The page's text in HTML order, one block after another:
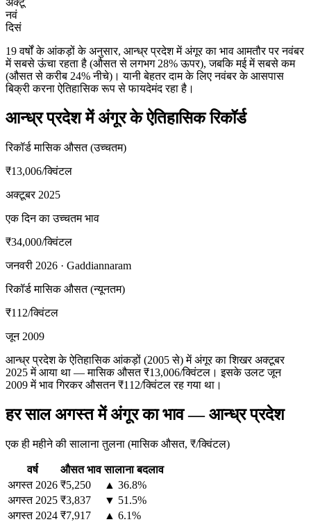
अक्टू
नवं
दिसं
19 वर्षों के आंकड़ों के अनुसार, आन्ध्र प्रदेश में अंगूर का भाव आमतौर पर नवंबर
में सबसे ऊंचा रहता है (औसत से लगभग 28% ऊपर), जबकि मई में सबसे कम
(औसत से करीब 24% नीचे)। यानी बेहतर दाम के लिए नवंबर के आसपास
बिक्री करना ऐतिहासिक रूप से फायदेमंद रहा है।
आन्ध्र प्रदेश में अंगूर के ऐतिहासिक रिकॉर्ड
रिकॉर्ड मासिक औसत (उच्चतम)
₹13,006/क्विंटल
अक्टूबर 2025
एक दिन का उच्चतम भाव
₹34,000/क्विंटल
जनवरी 2026 · Gaddiannaram
रिकॉर्ड मासिक औसत (न्यूनतम)
₹112/क्विंटल
जून 2009
आन्ध्र प्रदेश के ऐतिहासिक आंकड़ों (2005 से) में अंगूर का शिखर अक्टूबर
2025 में आया था — मासिक औसत ₹13,006/क्विंटल। इसके उलट जून
2009 में भाव गिरकर औसतन ₹112/क्विंटल रह गया था।
हर साल अगस्त में अंगूर का भाव — आन्ध्र प्रदेश
एक ही महीने की सालाना तुलना (मासिक औसत, ₹/क्विंटल)
वर्ष औसत भाव सालाना बदलाव
अगस्त 2026 ₹5,250
▲ 36.8%
अगस्त 2025 ₹3,837
▼ 51.5%
अगस्त 2024 ₹7,917
▲ 6.1%